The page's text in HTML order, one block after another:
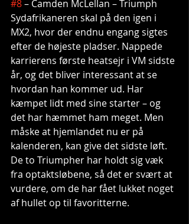
#8 – Camden McLellan – Triumph
Sydafrikaneren skal på den igen i
MX2, hvor der endnu engang sigtes
efter de højeste pladser. Nappede
karrierens første heatsejr i VM sidste
år, og det bliver interessant at se
hvordan han kommer ud. Har
kæmpet lidt med sine starter – og
det har hæmmet ham meget. Men
måske at hjemlandet nu er på
kalenderen, kan give det sidste løft.
De to Triumpher har holdt sig væk
fra optaktsløbene, så det er svært at
vurdere, om de har fået lukket noget
af hullet op til favoritterne.